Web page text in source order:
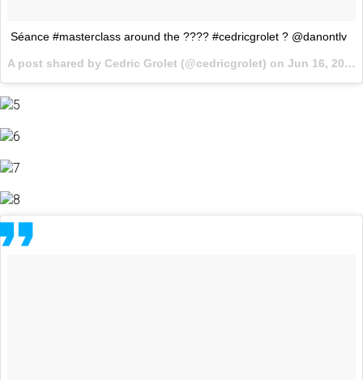
Séance #masterclass around the ???‍? #cedricgrolet ? @danontlv
A post shared by Cedric Grolet (@cedricgrolet) on Jun 16, 2017 at 9:06am PDT